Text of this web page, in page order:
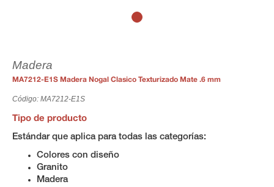
Madera
MA7212-E1S Madera Nogal Clasico Texturizado Mate .6 mm
Código: MA7212-E1S
Tipo de producto
Estándar que aplica para todas las categorías:
Colores con diseño
Granito
Madera